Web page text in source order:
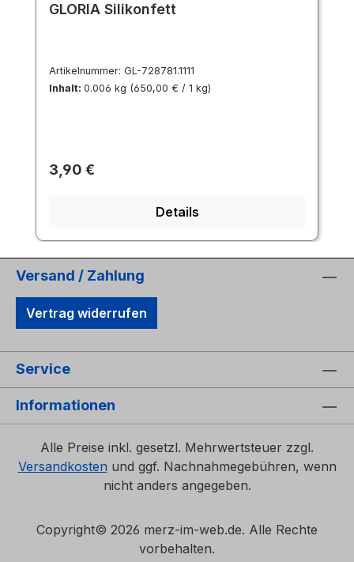
GLORIA Silikonfett
Artikelnummer: GL-728781.1111
Inhalt: 0.006 kg (650,00 € / 1 kg)
Regulärer Preis:
3,90 €
Details
Versand / Zahlung
Vertrag widerrufen
Service
Informationen
Alle Preise inkl. gesetzl. Mehrwertsteuer zzgl.
Versandkosten und ggf. Nachnahmegebühren, wenn
nicht anders angegeben.
Copyright© 2026 merz-im-web.de. Alle Rechte
vorbehalten.